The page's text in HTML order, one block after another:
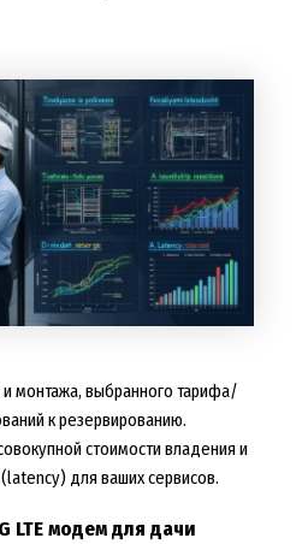
монтажа, выбранного тарифа/
к резервированию.
стоимости владения и
для ваших сервисов.
LTE модем для дачи